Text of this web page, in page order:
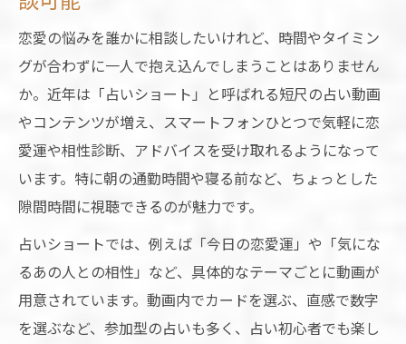
恋愛の悩みを誰かに相談したいけれど、時間やタイミン
グが合わずに一人で抱え込んでしまうことはありません
か。近年は「占いショート」と呼ばれる短尺の占い動画
やコンテンツが増え、スマートフォンひとつで気軽に恋
愛運や相性診断、アドバイスを受け取れるようになって
います。特に朝の通勤時間や寝る前など、ちょっとした
隙間時間に視聴できるのが魅力です。
占いショートでは、例えば「今日の恋愛運」や「気にな
るあの人との相性」など、具体的なテーマごとに動画が
用意されています。動画内でカードを選ぶ、直感で数字
を選ぶなど、参加型の占いも多く、占い初心者でも楽し